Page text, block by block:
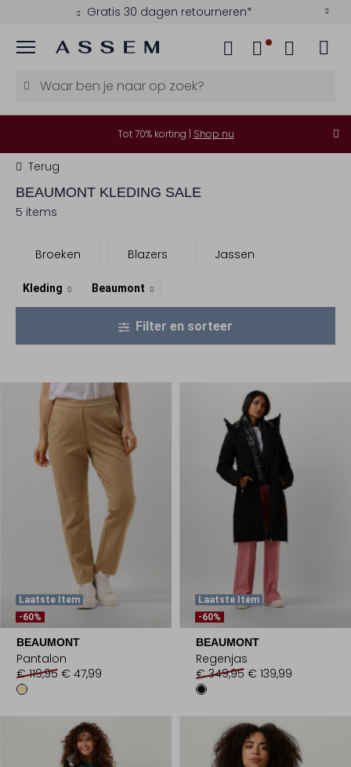
Gratis 30 dagen retourneren*
Menu
Tot 70% korting | Shop nu
Terug
BEAUMONT KLEDING SALE
5 items
Broeken Blazers Jassen
Kleding Beaumont
Filter en sorteer
Laatste Item
-60%
BEAUMONT
Pantalon
€ 119,95 € 47,99
Laatste Item
-60%
BEAUMONT
Regenjas
€ 349,95 € 139,99